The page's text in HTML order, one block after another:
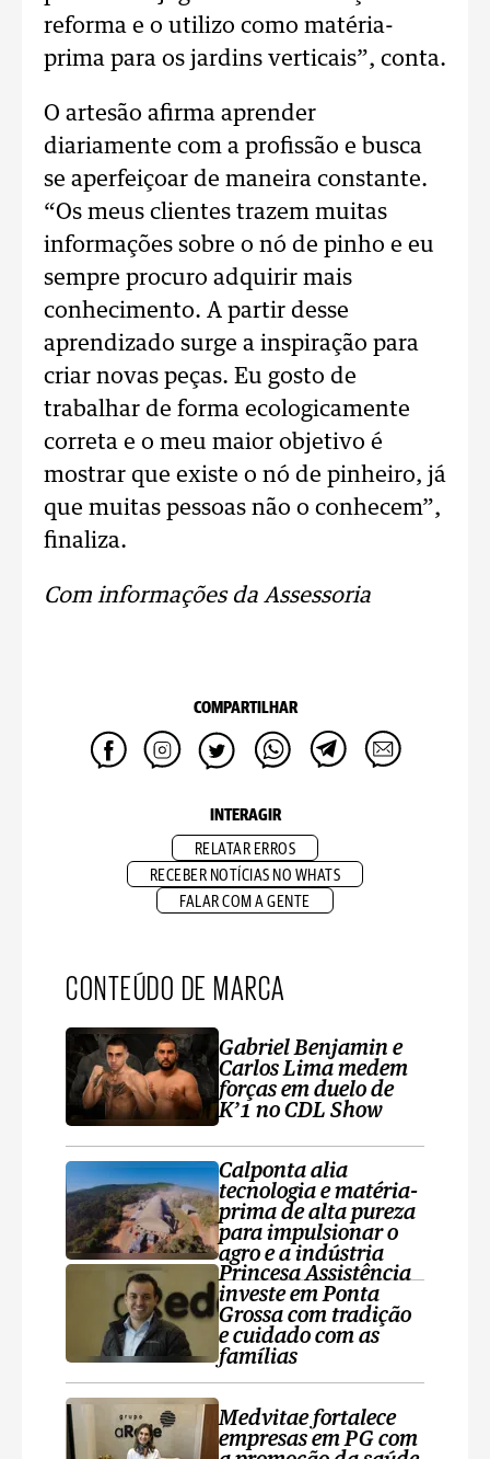
reforma e o utilizo como matéria-
prima para os jardins verticais”, conta.
O artesão afirma aprender
diariamente com a profissão e busca
se aperfeiçoar de maneira constante.
“Os meus clientes trazem muitas
informações sobre o nó de pinho e eu
sempre procuro adquirir mais
conhecimento. A partir desse
aprendizado surge a inspiração para
criar novas peças. Eu gosto de
trabalhar de forma ecologicamente
correta e o meu maior objetivo é
mostrar que existe o nó de pinheiro, já
que muitas pessoas não o conhecem”,
finaliza.
Com informações da Assessoria
COMPARTILHAR
INTERAGIR
RELATAR ERROS
RECEBER NOTÍCIAS NO WHATS
FALAR COM A GENTE
CONTEÚDO DE MARCA
Gabriel Benjamin e
Carlos Lima medem
forças em duelo de
K’1 no CDL Show
Calponta alia
tecnologia e matéria-
prima de alta pureza
para impulsionar o
agro e a indústria
Princesa Assistência
investe em Ponta
Grossa com tradição
e cuidado com as
famílias
Medvitae fortalece
empresas em PG com